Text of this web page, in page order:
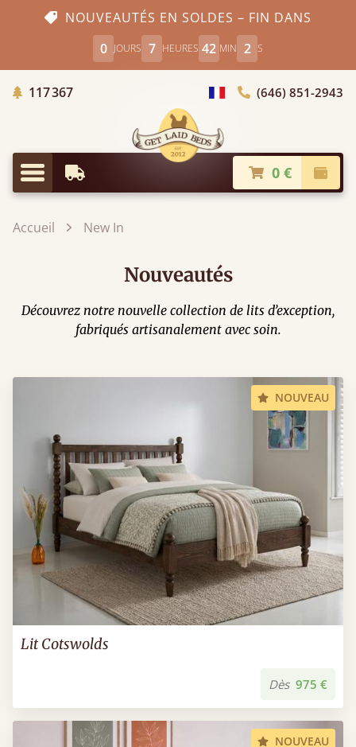
NOUVEAUTÉS EN SOLDES – FIN DANS
0 JOURS 7 HEURES 42 MIN 2 S
117 367Arbres Plantés
Choisir le pays(646) 851-2943
Menu
Livraison à partir de 0 €
Accueil New In
Nouveautés
Découvrez notre nouvelle collection de lits d’exception,
fabriqués artisanalement avec soin.
NOUVEAU
Lit Cotswolds
Dès 975 €
NOUVEAU